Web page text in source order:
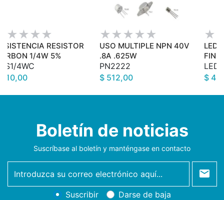
RESISTOR
1/4W 5%
4WC
110,00
USO MULTIPLE NPN 40V
.8A .625W
PN2222
$ 512,00
LED
$
Boletín de noticias
Suscríbase al boletín y manténgase en contacto
newsletter
Suscribir Darse de baja